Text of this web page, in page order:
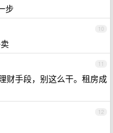
步
10
11
财手段，别这么干。租房成
12